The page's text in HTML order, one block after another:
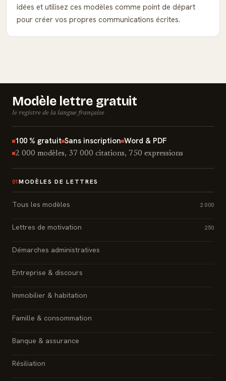
idées et utilisez ces modèles comme point de départ
pour créer vos propres communications écrites.
Modèle lettre gratuit
le registre de la langue française
100 % gratuit Sans inscription Word & PDF
2 000 modèles, 37 000 citations, 750 expressions
01 MODÈLES DE LETTRES
Tous les modèles 2 000
Lettres de motivation 250
Démarches administratives
Entreprise & discours
Immobilier & habitation
Famille & consommation
Banque & assurance
Résiliation